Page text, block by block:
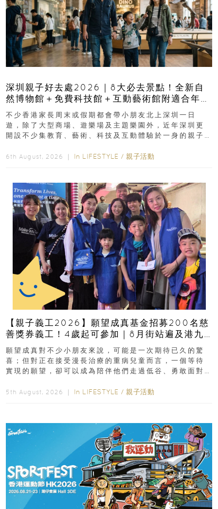
深圳親子好去處2026｜8大必去景點！全新自
然博物館＋免費科技館＋互動藝術館附適合年
齡、交通、門票、開放時間
不少香港家長周末或假期都會帶小朋友北上深圳一日
遊，除了大型商場、遊樂場及主題樂園外，近年深圳更
開設不少集教育、藝術、科技及互動體驗於一身的親子
6th August, 2026 ｜ In LIFESTYLE / 親子活動
【親子義工2026】願望成真基金招募200名慈
善獎券義工！4歲起可參加｜8月街站遍及港九
新界
願望成真對不少小朋友來說，可能是一次期待已久的驚
喜；但對正在接受漫長治療的重病兒童而言，一個等待
實現的願望，卻可以成為陪伴他們走過低谷、勇敢面對
5th August, 2026 ｜ In LIFESTYLE / 親子活動